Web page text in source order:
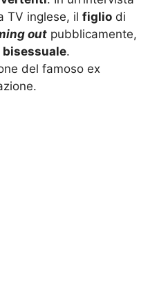
TV inglese, il figlio di
out pubblicamente,
bisessuale.
del famoso ex